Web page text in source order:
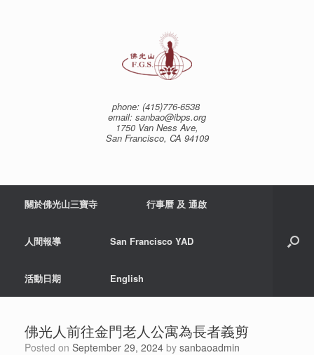
phone: (415)776-6538
email: sanbao@ibps.org
1750 Van Ness Ave,
San Francisco, CA 94109
關於佛光山三寶寺 行事曆 及 通啟
人間報導 San Francisco YAD
活動日期 English
佛光人前往金門老人公寓為長者義剪
Posted on September 29, 2024 by sanbaoadmin